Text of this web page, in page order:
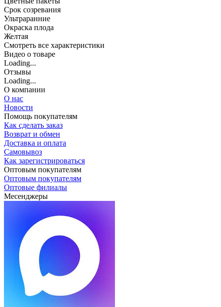
Срок созревания
Ультраранние
Окраска плода
Желтая
Cмотреть все характеристики
Видео о товаре
Loading...
Отзывы
Loading...
О компании
О нас
Новости
Помощь покупателям
Как сделать заказ
Возврат и обмен
Доставка и оплата
Самовывоз
Как зарегистрироваться
Оптовым покупателям
Оптовым покупателям
Оптовые филиалы
Месенджеры